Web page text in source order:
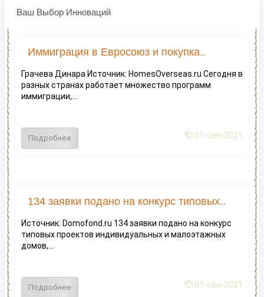
Ваш Выбор Инноваций
Иммиграция в Евросоюз и покупка..
Грачева Динара Источник: HomesOverseas.ru Сегодня в
разных странах работает множество программ
иммиграции,...
Подробнее 01-сен-2021
134 заявки подано на конкурс типовых..
Источник: Domofond.ru 134 заявки подано на конкурс
типовых проектов индивидуальных и малоэтажных
домов,...
Подробнее 01-сен-2021